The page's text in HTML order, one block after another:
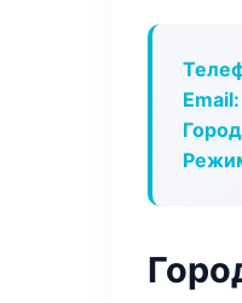
Email: